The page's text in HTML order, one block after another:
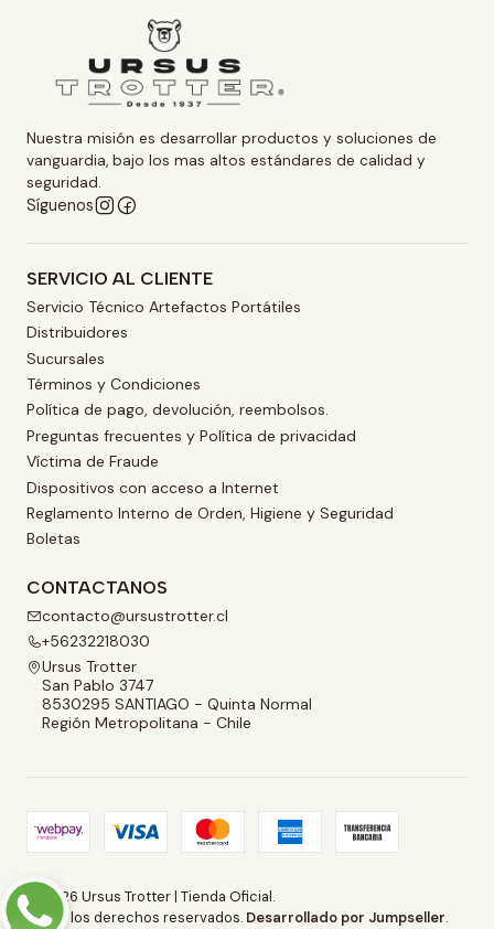
Nuestra misión es desarrollar productos y soluciones de
vanguardia, bajo los mas altos estándares de calidad y
seguridad.
Síguenos
SERVICIO AL CLIENTE
Servicio Técnico Artefactos Portátiles
Distribuidores
Sucursales
Términos y Condiciones
Política de pago, devolución, reembolsos.
Preguntas frecuentes y Política de privacidad
Víctima de Fraude
Dispositivos con acceso a Internet
Reglamento Interno de Orden, Higiene y Seguridad
Boletas
CONTACTANOS
contacto@ursustrotter.cl
+56232218030
Ursus Trotter
San Pablo 3747
8530295 SANTIAGO - Quinta Normal
Región Metropolitana - Chile
2026 Ursus Trotter | Tienda Oficial.
Todos los derechos reservados. Desarrollado por Jumpseller.